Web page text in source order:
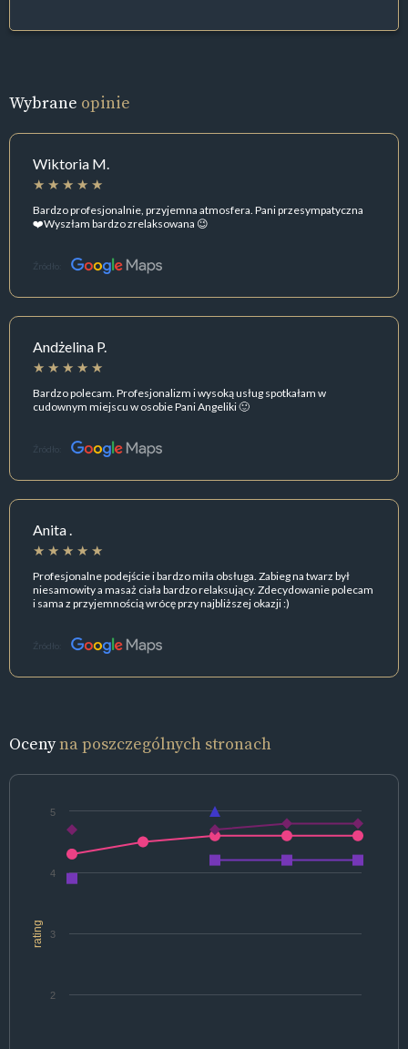
Wybrane opinie
Wiktoria M.
Bardzo profesjonalnie, przyjemna atmosfera. Pani przesympatyczna
❤️Wyszłam bardzo zrelaksowana 😉
Źródło:
Andżelina P.
Bardzo polecam. Profesjonalizm i wysoką usług spotkałam w
cudownym miejscu w osobie Pani Angeliki 🙂
Źródło:
Anita .
Profesjonalne podejście i bardzo miła obsługa. Zabieg na twarz był
niesamowity a masaż ciała bardzo relaksujący. Zdecydowanie polecam
i sama z przyjemnością wrócę przy najbliższej okazji :)
Źródło:
Ocenyna poszczególnych stronach
rating
2
3
4
5